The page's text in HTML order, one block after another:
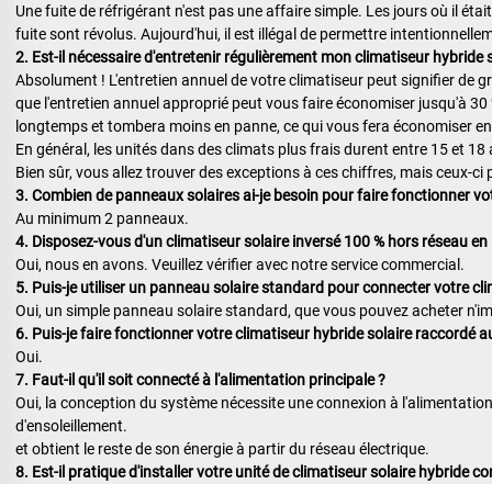
Une fuite de réfrigérant n'est pas une affaire simple. Les jours où il
fuite sont révolus. Aujourd'hui, il est illégal de permettre
2. Est-il nécessaire d'entretenir régulièrement mon climatiseur hybride
Absolument ! L'entretien annuel de votre climatiseur peut signifier de
que l'entretien annuel approprié peut vous faire économiser jusqu'à
longtemps et tombera moins en panne, ce qui vous fera économiser
En général, les unités dans des climats plus frais durent entre 15 et
Bien sûr, vous allez trouver des exceptions à ces chiffres, mais ceux-
3. Combien de panneaux solaires ai-je besoin pour faire fonctionner
Au minimum 2 panneaux.
4. Disposez-vous d'un climatiseur solaire inversé 100 % hors réseau en
Oui, nous en avons. Veuillez vérifier avec notre service commercial.
5. Puis-je utiliser un panneau solaire standard pour connecter votre
Oui, un simple panneau solaire standard, que vous pouvez acheter
6. Puis-je faire fonctionner votre climatiseur hybride solaire raccordé
Oui.
7. Faut-il qu'il soit connecté à l'alimentation principale ?
Oui, la conception du système nécessite une connexion à
d'ensoleillement.
et obtient le reste de son énergie à partir du réseau électrique.
8. Est-il pratique d'installer votre unité de climatiseur solaire hybride